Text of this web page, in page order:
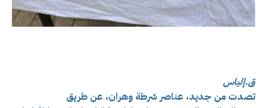
ق.إلياس
تصدت من جديد، عناصر شرطة وهران، عن طريق